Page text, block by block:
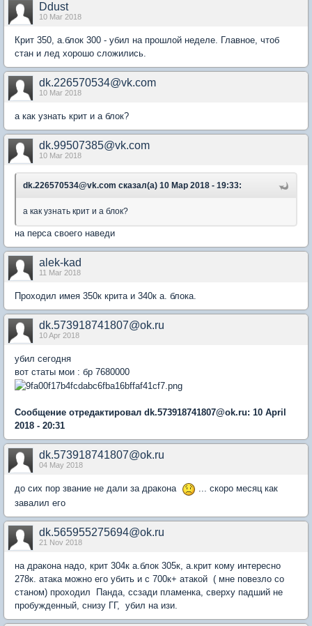
Ddust
10 Mar 2018
Крит 350, а.блок 300 - убил на прошлой неделе. Главное, чтоб
стан и лед хорошо сложились.
dk.226570534@vk.com
10 Mar 2018
а как узнать крит и а блок?
dk.99507385@vk.com
10 Mar 2018
dk.226570534@vk.com сказал(а) 10 Мар 2018 - 19:33:
а как узнать крит и а блок?
на перса своего наведи
alek-kad
11 Mar 2018
Проходил имея 350к крита и 340к а. блока.
dk.573918741807@ok.ru
10 Apr 2018
убил сегодня
вот статы мои : бр 7680000
Сообщение отредактировал dk.573918741807@ok.ru: 10 April
2018 - 20:31
dk.573918741807@ok.ru
04 May 2018
до сих пор звание не дали за дракона
... скоро месяц как
завалил его
dk.565955275694@ok.ru
21 Nov 2018
на дракона надо, крит 304к а.блок 305к, а.крит кому интересно
278к. атака можно его убить и с 700к+ атакой ( мне повезло со
станом) проходил Панда, ссзади пламенка, сверху падший не
пробужденный, снизу ГГ, убил на изи.